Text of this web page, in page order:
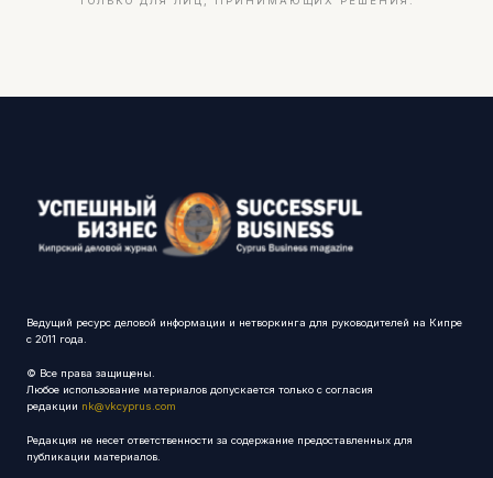
Ведущий ресурс деловой информации и нетворкинга для руководителей на Кипре
с 2011 года.
© Все права защищены.
Любое использование материалов допускается только с согласия
редакции nk@vkcyprus.com
Редакция не несет ответственности за содержание предоставленных для
публикации материалов.